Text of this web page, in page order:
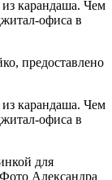
предоставлено
для
Александра